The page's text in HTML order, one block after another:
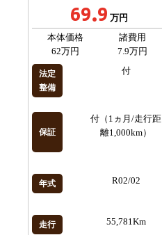
69.9 万円
本体価格
62万円
諸費用
7.9万円
法定
整備
付
保証
付（1ヵ月/走行距
離1,000km）
年式 R02/02
走行 55,781Km